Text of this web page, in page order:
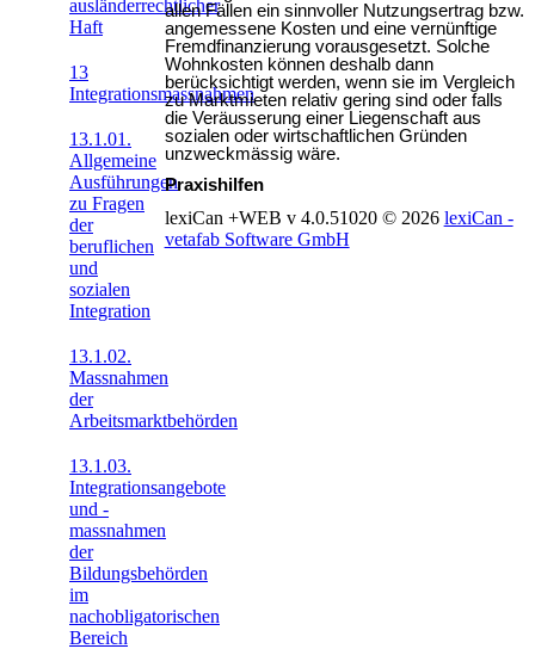
ausländerrechtlicher
Haft
13
Integrationsmassnahmen
13.1.01.
Allgemeine
Ausführungen
zu Fragen
der
beruflichen
und
sozialen
Integration
13.1.02.
Massnahmen
der
Arbeitsmarktbehörden
13.1.03.
Integrationsangebote
und -
massnahmen
der
Bildungsbehörden
im
nachobligatorischen
Bereich
allen Fällen ein sinnvoller Nutzungsertrag bzw.
angemessene Kosten und eine vernünftige
Fremdfinanzierung vorausgesetzt. Solche
Wohnkosten können deshalb dann
berücksichtigt werden, wenn sie im Vergleich
zu Marktmieten relativ gering sind oder falls
die Veräusserung einer Liegenschaft aus
sozialen oder wirtschaftlichen Gründen
unzweckmässig wäre.
Praxishilfen
lexiCan +WEB v 4.0.51020 © 2026 lexiCan -
vetafab Software GmbH